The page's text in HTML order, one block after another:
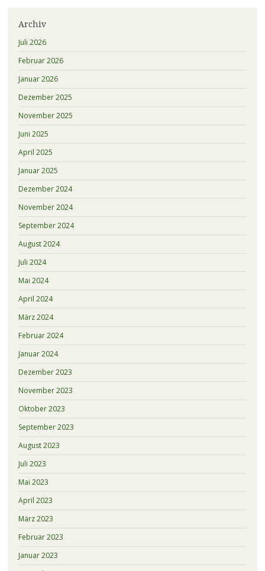
Archiv
Juli 2026
Februar 2026
Januar 2026
Dezember 2025
November 2025
Juni 2025
April 2025
Januar 2025
Dezember 2024
November 2024
September 2024
August 2024
Juli 2024
Mai 2024
April 2024
März 2024
Februar 2024
Januar 2024
Dezember 2023
November 2023
Oktober 2023
September 2023
August 2023
Juli 2023
Mai 2023
April 2023
März 2023
Februar 2023
Januar 2023